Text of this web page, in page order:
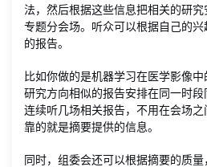
法，然后根据这些信息把相关的研
专题分会场。听众可以根据自己的
的报告。
比如你做的是机器学习在医学影像
研究方向相似的报告安排在同一时
连续听几场相关报告，不用在会场之
靠的就是摘要提供的信息。
同时，组委会还可以根据摘要的质